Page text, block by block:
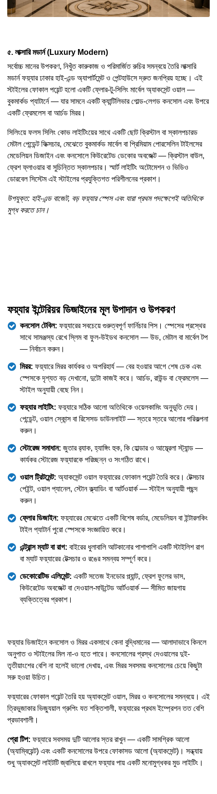
৫. লাক্সারি মডার্ন (Luxury Modern)
সর্বোচ্চ মানের উপকরণ, নিখুঁত কারুকাজ ও পরিমার্জিত রুচির সমন্বয়ে তৈরি লাক্সারি
মডার্ন ফয়্যার ঢাকার হাই-এন্ড অ্যাপার্টমেন্ট ও পেন্টহাউসে দ্রুত জনপ্রিয় হচ্ছে। এই
স্টাইলের ফোকাল পয়েন্ট হলো একটি ফ্লোর-টু-সিলিং মার্বেল অ্যাকসেন্ট ওয়াল —
বুকমার্কড প্যাটার্নে — যার সামনে একটি ক্যান্টিলিভার গোল্ড-লেগড কনসোল এবং উপরে
একটি ফ্রেমলেস বা আর্চড মিরর।
সিলিংয়ে ফলস সিলিং কোভ লাইটিংয়ের সাথে একটি ছোট ক্রিস্টাল বা স্কালপচারড
মেটাল পেন্ডেন্ট ফিক্সচার, মেঝেতে বুকমার্কড মার্বেল বা প্রিমিয়াম পোরসেলিন টাইলসের
মেডেলিয়ন ডিজাইন এবং কনসোলে কিউরেটেড ডেকোর অবজেক্ট — ক্রিস্টাল বাউল,
ফ্রেশ ফ্লাওয়ার বা সুচিন্তিত স্কালপচার। স্মার্ট লাইটিং অটোমেশন ও ভিডিও
ডোরবেল সিস্টেম এই স্টাইলের প্রযুক্তিগত পরিশীলনের প্রকাশ।
উপযুক্ত: হাই-এন্ড বাজেট, বড় ফয়্যার স্পেস এবং যারা প্রথম পদক্ষেপেই অতিথিকে
মুগ্ধ করতে চান।
ফয়্যার ইন্টেরিয়র ডিজাইনের মূল উপাদান ও উপকরণ
কনসোল টেবিল: ফয়্যারের সবচেয়ে গুরুত্বপূর্ণ ফার্নিচার পিস। স্পেসের প্রস্থের
সাথে সামঞ্জস্য রেখে স্লিম বা ফুল-উইডথ কনসোল — উড, মেটাল বা মার্বেল টপ
— নির্বাচন করুন।
মিরর: ফয়্যারে মিরর কার্যকর ও অপরিহার্য — বের হওয়ার আগে শেষ চেক এবং
স্পেসকে দৃশ্যত বড় দেখানো, দুটো কাজই করে। আর্চড, রাউন্ড বা ফ্রেমলেস —
স্টাইল অনুযায়ী বেছে নিন।
ফয়্যার লাইটিং: ফয়্যারে সঠিক আলো অতিথিকে ওয়েলকামিং অনুভূতি দেয়।
পেন্ডেন্ট, ওয়াল স্কোন্স বা রিসেসড ডাউনলাইট — স্তরে স্তরে আলোর পরিকল্পনা
করুন।
স্টোরেজ সমাধান: জুতার র‌্যাক, হ্যাঙ্গিং হুক, কি হোল্ডার ও আম্ব্রেলা স্ট্যান্ড —
কার্যকর স্টোরেজ ফয়্যারকে পরিচ্ছন্ন ও সংগঠিত রাখে।
ওয়াল ট্রিটমেন্ট: অ্যাকসেন্ট ওয়াল ফয়্যারের ফোকাল পয়েন্ট তৈরি করে। টেক্সচার
পেইন্ট, ওয়াল প্যানেল, স্টোন ক্ল্যাডিং বা আর্টওয়ার্ক — স্টাইল অনুযায়ী পছন্দ
করুন।
ফ্লোর ডিজাইন: ফয়্যারের মেঝেতে একটি বিশেষ বর্ডার, মেডেলিয়ন বা ইন্টারলকিং
টাইল প্যাটার্ন পুরো স্পেসকে সংজ্ঞায়িত করে।
এন্ট্রান্স ম্যাট বা রাগ: বাইরের ধুলাবালি আটকানোর পাশাপাশি একটি স্টাইলিশ রাগ
বা ম্যাট ফয়্যারের টেক্সচার ও রঙের সমন্বয় সম্পূর্ণ করে।
ডেকোরেটিভ এলিমেন্ট: একটি সতেজ ইনডোর প্ল্যান্ট, ফ্রেশ ফুলের ভাস,
কিউরেটেড অবজেক্ট বা দেওয়াল-মাউন্টেড আর্টওয়ার্ক — সীমিত জায়গায়
ব্যক্তিত্বের প্রকাশ।
ফয়্যার ডিজাইনে কনসোল ও মিরর একসাথে কেনা বুদ্ধিমানের — আলাদাভাবে কিনলে
অনুপাত ও স্টাইলের মিল না-ও হতে পারে। কনসোলের প্রস্থ দেওয়ালের দুই-
তৃতীয়াংশের বেশি না হলেই ভালো দেখায়, এবং মিরর সবসময় কনসোলের চেয়ে কিছুটা
সরু হওয়া উচিত।
ফয়্যারের ফোকাল পয়েন্ট তৈরি হয় অ্যাকসেন্ট ওয়াল, মিরর ও কনসোলের সমন্বয়ে। এই
ত্রিভুজাকার ভিজ্যুয়াল গ্রুপিং যত শক্তিশালী, ফয়্যারের প্রথম ইম্প্রেশন তত বেশি
প্রভাবশালী।
প্রো টিপ: ফয়্যারে সবসময় দুটি আলোর স্তর রাখুন — একটি সামগ্রিক আলো
(অ্যাম্বিয়েন্ট) এবং একটি কনসোলের উপরে ফোকাসড আলো (অ্যাকসেন্ট)। সন্ধ্যায়
শুধু অ্যাকসেন্ট লাইটটি জ্বালিয়ে রাখলে ফয়্যার পায় একটি মনোমুগ্ধকর মুড লাইটিং।